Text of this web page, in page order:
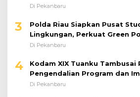
Bantuan Sosial
Di Pekanbaru
3
Polda Riau Siapkan Pusat
Lingkungan, Perkuat Green
Riset
Di Pekanbaru
4
Kodam XIX Tuanku Tambusai
Pengendalian Program dan
Doktrin TNI AD
Di Pekanbaru